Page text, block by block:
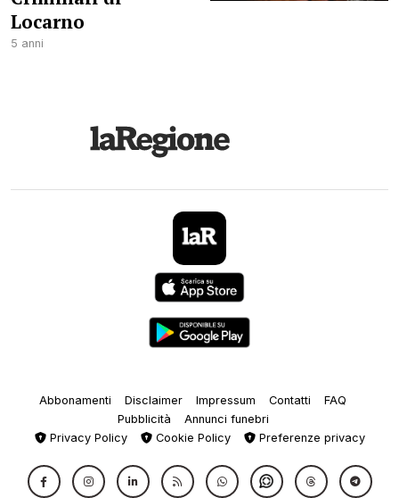
Locarno
5 anni
Abbonamenti Disclaimer Impressum Contatti
FAQ
Pubblicità
Annunci funebri
Privacy Policy
Cookie Policy Preferenze privacy